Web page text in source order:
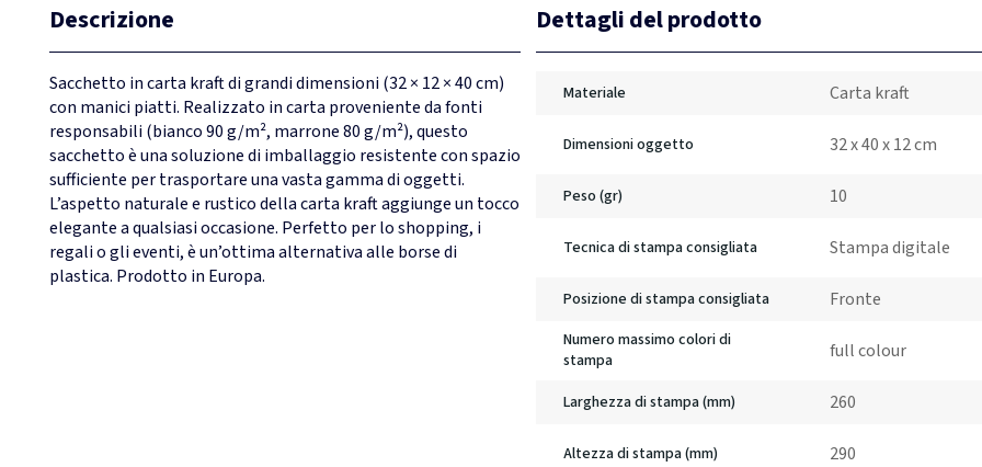
Descrizione
Sacchetto in carta kraft di grandi dimensioni (32 × 12 × 40 cm)
con manici piatti. Realizzato in carta proveniente da fonti
responsabili (bianco 90 g/m², marrone 80 g/m²), questo
sacchetto è una soluzione di imballaggio resistente con spazio
sufficiente per trasportare una vasta gamma di oggetti.
L’aspetto naturale e rustico della carta kraft aggiunge un tocco
elegante a qualsiasi occasione. Perfetto per lo shopping, i
regali o gli eventi, è un’ottima alternativa alle borse di
plastica. Prodotto in Europa.
Dettagli del prodotto
Materiale Carta kraft
Dimensioni oggetto 32 x 40 x 12 cm
Peso (gr) 10
Tecnica di stampa consigliata Stampa digitale
Posizione di stampa consigliata Fronte
Numero massimo colori di
stampa
full colour
Larghezza di stampa (mm) 260
Altezza di stampa (mm) 290